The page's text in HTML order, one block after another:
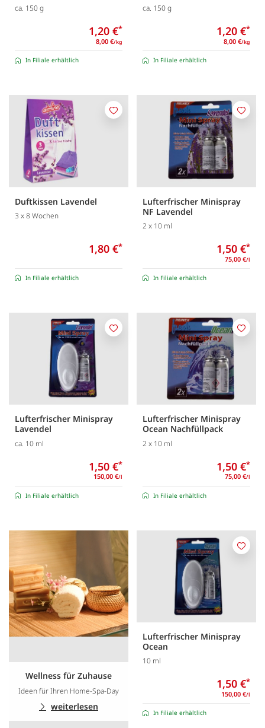
ca. 150 g
1,20 €*
8,00 €/kg
In Filiale erhältlich
ca. 150 g
1,20 €*
8,00 €/kg
In Filiale erhältlich
Duftkissen Lavendel
3 x 8 Wochen
1,80 €*
In Filiale erhältlich
Merken
Lufterfrischer Minispray
NF Lavendel
2 x 10 ml
1,50 €*
75,00 €/l
In Filiale erhältlich
Lufterfrischer Minispray
Lavendel
ca. 10 ml
1,50 €*
150,00 €/l
In Filiale erhältlich
Merken
Lufterfrischer Minispray
Ocean Nachfüllpack
2 x 10 ml
1,50 €*
75,00 €/l
In Filiale erhältlich
Wellness für Zuhause
Ideen für Ihren Home-Spa-Day
weiterlesen
Lufterfrischer Minispray
Ocean
10 ml
1,50 €*
150,00 €/l
In Filiale erhältlich